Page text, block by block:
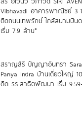
Vibhavadi อาคารพาณิชย์ 3
ติดถนนเทพรักษ์ ใกล้สนามบิน
เริ่ม 7.9 ล้าน*
สราญสิริ ปัญญาอินทรา
Panya Indra บ้านเดี่ยวใหญ่
ดิด รร.สาธิตพัฒนา เริ่ม